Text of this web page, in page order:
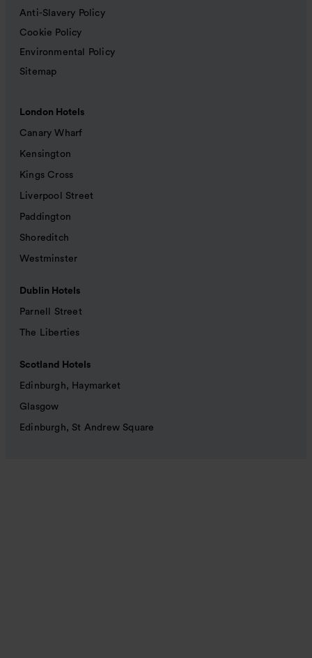
Anti-Slavery Policy
Cookie Policy
Environmental Policy
Sitemap
London Hotels
Canary Wharf
Kensington
Kings Cross
Liverpool Street
Paddington
Shoreditch
Westminster
Dublin Hotels
Parnell Street
The Liberties
Scotland Hotels
Edinburgh, Haymarket
Glasgow
Edinburgh, St Andrew Square